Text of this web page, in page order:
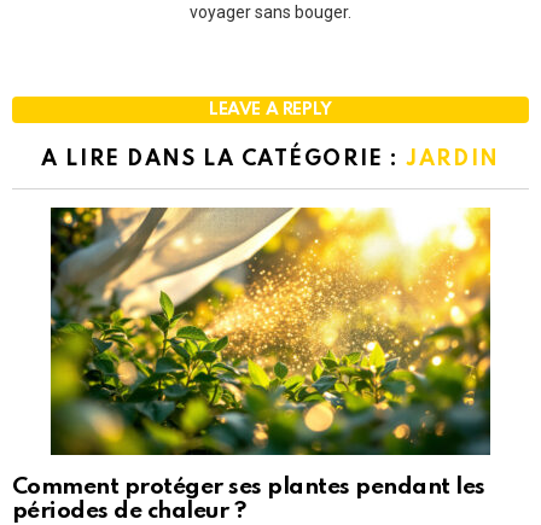
voyager sans bouger.
LEAVE A REPLY
A LIRE DANS LA CATÉGORIE :JARDIN
Comment protéger ses plantes pendant les
périodes de chaleur ?